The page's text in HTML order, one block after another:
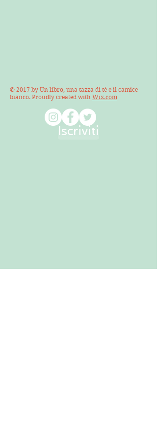
© 2017 by Un libro, una tazza di tè e il camice
bianco. Proudly created with Wix.com
Iscriviti